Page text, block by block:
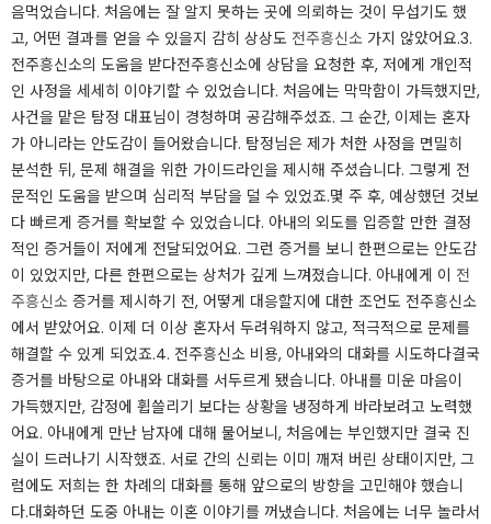
음먹었습니다. 처음에는 잘 알지 못하는 곳에 의뢰하는 것이 무섭기도 했
고, 어떤 결과를 얻을 수 있을지 감히 상상도 전주흥신소 가지 않았어요.​3.
전주흥신소의 도움을 받다​전주흥신소에 상담을 요청한 후, 저에게 개인적
인 사정을 세세히 이야기할 수 있었습니다. 처음에는 막막함이 가득했지만,
사건을 맡은 탐정 대표님이 경청하며 공감해주셨죠. 그 순간, 이제는 혼자
가 아니라는 안도감이 들어왔습니다. 탐정님은 제가 처한 사정을 면밀히
분석한 뒤, 문제 해결을 위한 가이드라인을 제시해 주셨습니다. 그렇게 전
문적인 도움을 받으며 심리적 부담을 덜 수 있었죠.​몇 주 후, 예상했던 것보
다 빠르게 증거를 확보할 수 있었습니다. 아내의 외도를 입증할 만한 결정
적인 증거들이 저에게 전달되었어요. 그런 증거를 보니 한편으로는 안도감
이 있었지만, 다른 한편으로는 상처가 깊게 느껴졌습니다. 아내에게 이 전
주흥신소 증거를 제시하기 전, 어떻게 대응할지에 대한 조언도 전주흥신소
에서 받았어요. 이제 더 이상 혼자서 두려워하지 않고, 적극적으로 문제를
해결할 수 있게 되었죠.​4. 전주흥신소 비용, 아내와의 대화를 시도하다​결국
증거를 바탕으로 아내와 대화를 서두르게 됐습니다. 아내를 미운 마음이
가득했지만, 감정에 휩쓸리기 보다는 상황을 냉정하게 바라보려고 노력했
어요. 아내에게 만난 남자에 대해 물어보니, 처음에는 부인했지만 결국 진
실이 드러나기 시작했죠. 서로 간의 신뢰는 이미 깨져 버린 상태이지만, 그
럼에도 저희는 한 차례의 대화를 통해 앞으로의 방향을 고민해야 했습니
다.​대화하던 도중 아내는 이혼 이야기를 꺼냈습니다. 처음에는 너무 놀라서